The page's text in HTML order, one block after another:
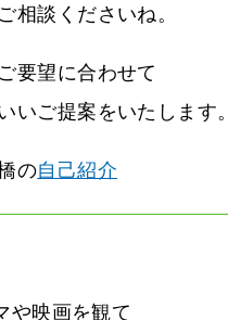
相談くださいね。
要望に合わせて
いご提案をいたします。
の自己紹介
や映画を観て